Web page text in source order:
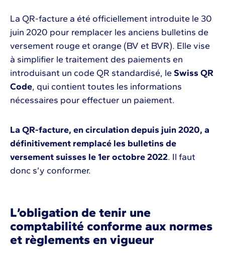
La QR-facture a été officiellement introduite le 30
juin 2020 pour remplacer les anciens bulletins de
versement rouge et orange (BV et BVR). Elle vise
à simplifier le traitement des paiements en
introduisant un code QR standardisé, le Swiss QR
Code, qui contient toutes les informations
nécessaires pour effectuer un paiement.
La QR-facture, en circulation depuis juin 2020, a
définitivement remplacé les bulletins de
versement suisses le 1er octobre 2022. Il faut
donc s’y conformer.
L’obligation de tenir une
comptabilité conforme aux normes
et règlements en vigueur